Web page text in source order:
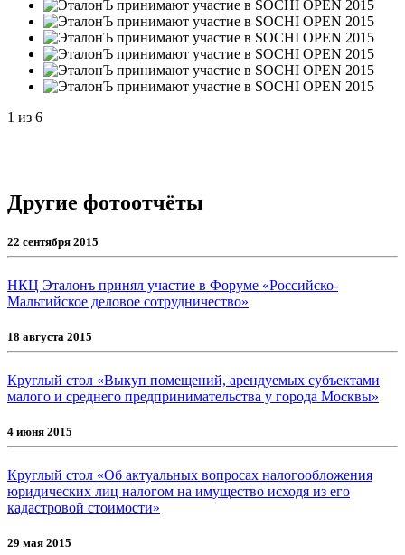
1 из 6
Другие фотоотчёты
22 сентября 2015
НКЦ Эталонъ принял участие в Форуме «Российско-
Мальтийское деловое сотрудничество»
18 августа 2015
Круглый стол «Выкуп помещений, арендуемых субъектами
малого и среднего предпринимательства у города Москвы»
4 июня 2015
Круглый стол «Об актуальных вопросах налогообложения
юридических лиц налогом на имущество исходя из его
кадастровой стоимости»
29 мая 2015